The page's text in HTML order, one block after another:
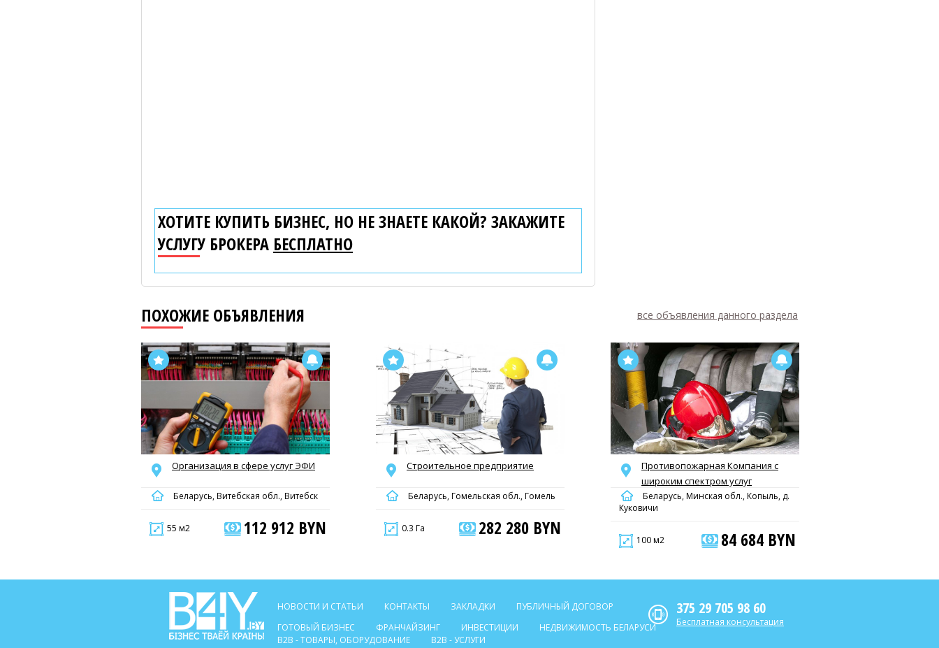
ХОТИТЕ КУПИТЬ БИЗНЕС, НО НЕ ЗНАЕТЕ КАКОЙ? ЗАКАЖИТЕ
УСЛУГУ БРОКЕРА БЕСПЛАТНО
ПОХОЖИЕ ОБЪЯВЛЕНИЯ все объявления данного раздела
Организация в сфере услуг ЭФИ
Беларусь, Витебская обл., Витебск
55 м2 112 912 BYN
Строительное предприятие
Беларусь, Гомельская обл., Гомель
0.3 Га 282 280 BYN
Противопожарная Компания с
широким спектром услуг
Беларусь, Минская обл., Копыль, д.
Куковичи
100 м2 84 684 BYN
НОВОСТИ И СТАТЬИ КОНТАКТЫ ЗАКЛАДКИ
ПУБЛИЧНЫЙ ДОГОВОР
ГОТОВЫЙ БИЗНЕС
ФРАНЧАЙЗИНГ ИНВЕСТИЦИИ
НЕДВИЖИМОСТЬ БЕЛАРУСИ
B2B - ТОВАРЫ, ОБОРУДОВАНИЕ
B2B - УСЛУГИ
375 29 705 98 60
Бесплатная консультация